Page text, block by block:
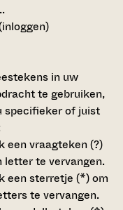
in uw
te gebruiken,
specifieker of juist
eenvraagteken (?)
letter te vervangen.
eensterretje (*)om
te vervangen.